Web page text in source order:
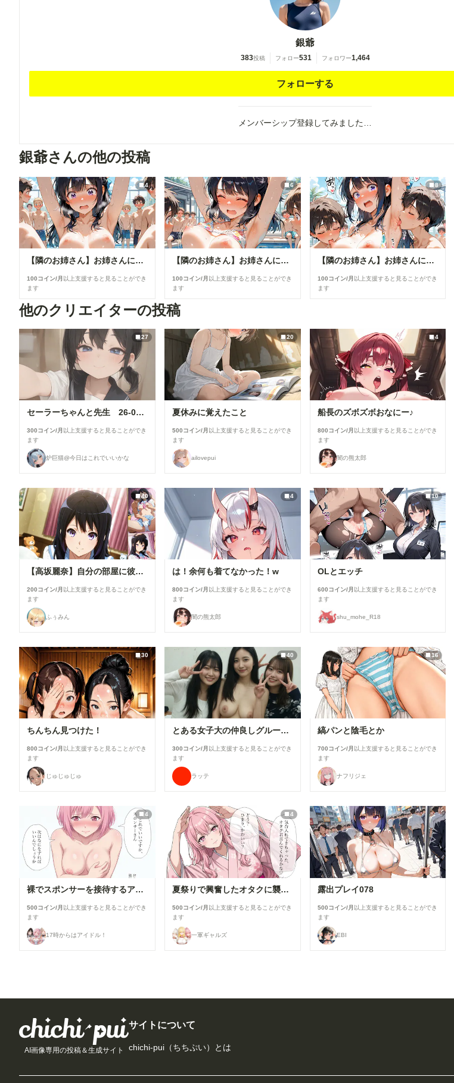
銀爺
383投稿 フォロー531 フォロワー1,464
フォローする
メンバーシップ登録してみました…
銀爺さんの他の投稿
4
【隣のお姉さん】お姉さんに群がるプール男子達⑦
100コイン/月 以上支援すると見ることができ
ます
6
【隣のお姉さん】お姉さんに群がるプール男子達⑧
100コイン/月 以上支援すると見ることができ
ます
8
【隣のお姉さん】お姉さんに群がるプール男子達⑦
100コイン/月 以上支援すると見ることができ
ます
他のクリエイターの投稿
27
セーラーちゃんと先生 26-08-04
300コイン/月 以上支援すると見ることができ
ます
炉巨猫@今日はこれでいいかな
20
夏休みに覚えたこと
500コイン/月 以上支援すると見ることができ
ます
ailovepui
4
船長のズボズボおなにー♪
800コイン/月 以上支援すると見ることができ
ます
闇の熊太郎
40
【高坂麗奈】自分の部屋に彼氏を呼んで・・・
200コイン/月 以上支援すると見ることができ
ます
ふぅみん
4
は！余何も着てなかった！w
800コイン/月 以上支援すると見ることができ
ます
闇の熊太郎
10
OLとエッチ
600コイン/月 以上支援すると見ることができ
ます
shu_mohe_R18
30
ちんちん見つけた！
800コイン/月 以上支援すると見ることができ
ます
じゅじゅじゅ
40
とある女子大の仲良しグループの日常風景
300コイン/月 以上支援すると見ることができ
ます
ラッテ
16
縞パンと陰毛とか
700コイン/月 以上支援すると見ることができ
ます
ナフリジェ
4
裸でスポンサーを接待するアイドル【秋吉みる】編
500コイン/月 以上支援すると見ることができ
ます
17時からはアイドル！
4
夏祭りで興奮したオタクに襲われる一軍ギャルズ【桃園ひまり】編
500コイン/月 以上支援すると見ることができ
ます
一軍ギャルズ
露出プレイ078
500コイン/月 以上支援すると見ることができ
ます
EBI
AI画像専用の投稿＆生成サイト
サイトについて
chichi-pui（ちちぷい）とは